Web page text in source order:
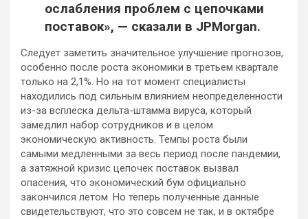
ослабления проблем с цепочками
поставок», — сказали в JPMorgan.
Следует заметить значительное улучшение прогнозов,
особенно после роста экономики в третьем квартале
только на 2,1%. Но на тот момент специалисты
находились под сильным влиянием неопределенности
из-за всплеска дельта-штамма вируса, который
замедлил набор сотрудников и в целом
экономическую активность. Темпы роста были
самыми медленными за весь период после пандемии,
а затяжной кризис цепочек поставок вызвал
опасения, что экономический бум официально
закончился летом. Но теперь полученные данные
свидетельствуют, что это совсем не так, и в октябре